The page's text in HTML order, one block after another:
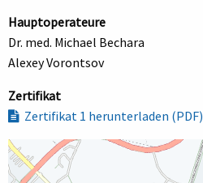
Hauptoperateure
Dr. med. Michael Bechara
Alexey Vorontsov
Zertifikat
Zertifikat 1 herunterladen (PDF)